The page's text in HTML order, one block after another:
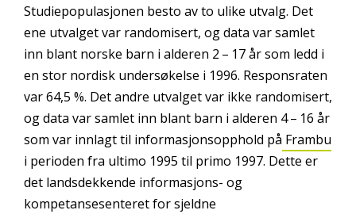
Studiepopulasjonen besto av to ulike utvalg. Det
ene utvalget var randomisert, og data var samlet
inn blant norske barn i alderen 2 – 17 år som ledd i
en stor nordisk undersøkelse i 1996. Responsraten
var 64,5 %. Det andre utvalget var ikke randomisert,
og data var samlet inn blant barn i alderen 4 – 16 år
som var innlagt til informasjonsopphold på Frambu
i perioden fra ultimo 1995 til primo 1997. Dette er
det landsdekkende informasjons- og
kompetansesenteret for sjeldne